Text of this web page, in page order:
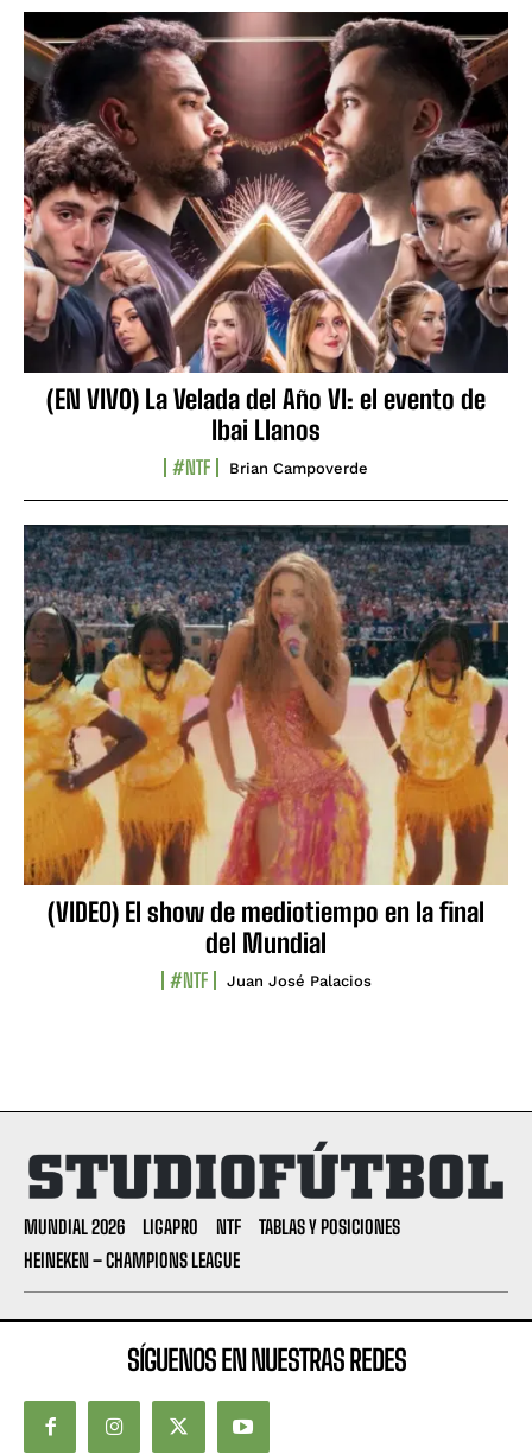
(EN VIVO) La Velada del Año VI: el evento de
Ibai Llanos
#NTF Brian Campoverde
(VIDEO) El show de mediotiempo en la final
del Mundial
#NTF Juan José Palacios
MUNDIAL 2026 LIGAPRO NTF
TABLAS Y POSICIONES
HEINEKEN – CHAMPIONS LEAGUE
SÍGUENOS EN NUESTRAS REDES